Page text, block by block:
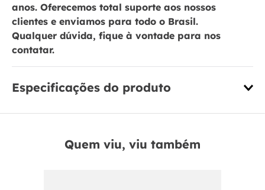
anos. Oferecemos total suporte aos nossos
clientes e enviamos para todo o Brasil.
Qualquer dúvida, fique à vontade para nos
contatar.
Especificações do produto
Quem viu, viu também